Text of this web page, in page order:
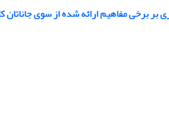
برخی مفاهیم ارائه شده از سوی جاناتان